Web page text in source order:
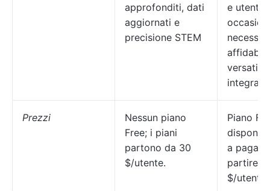
approfonditi, dati
aggiornati e
precisione STEM
e utenti
Prezzi
Nessun piano
Free; i piani
partono da 30
$/utente.
Piano
a
partire
$/utente